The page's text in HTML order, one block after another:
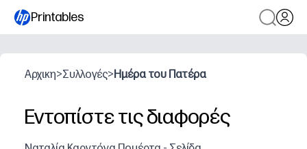
Printables
Αρχικη>Συλλογές>Ημέρα του Πατέρα
Εντοπίστε τις διαφορές